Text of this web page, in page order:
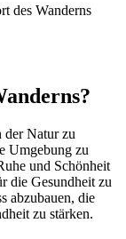
des Wanderns
der Natur zu
Umgebung zu
und Schönheit
die Gesundheit zu
abzubauen, die
zu stärken.